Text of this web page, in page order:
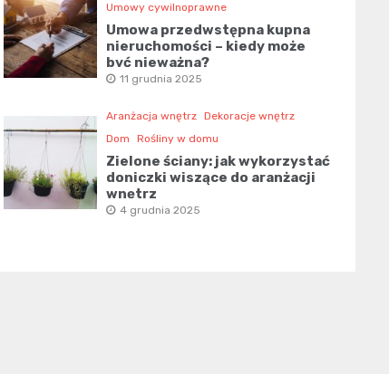
Umowy cywilnoprawne
Umowa przedwstępna kupna
nieruchomości – kiedy może
być nieważna?
11 grudnia 2025
Aranżacja wnętrz Dekoracje wnętrz
Dom
Rośliny w domu
Zielone ściany: jak wykorzystać
doniczki wiszące do aranżacji
wnętrz
4 grudnia 2025